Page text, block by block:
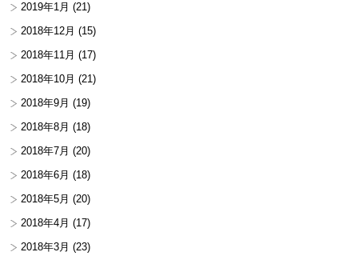
2019年1月 (21)
2018年12月 (15)
2018年11月 (17)
2018年10月 (21)
2018年9月 (19)
2018年8月 (18)
2018年7月 (20)
2018年6月 (18)
2018年5月 (20)
2018年4月 (17)
2018年3月 (23)